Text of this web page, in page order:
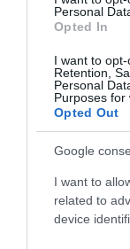
Personal
Opted In
I want to opt-
Retention,
Personal
Purposes for
Opted Out
Google
I want to
related to
device
Összesen 6
Scha Mo
2017. Március 19.